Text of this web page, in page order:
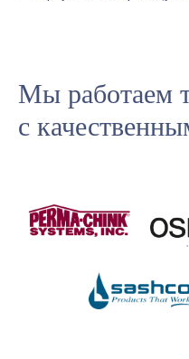
Мы работаем
с